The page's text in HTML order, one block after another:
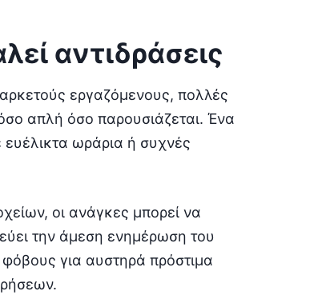
αντιδράσεις
εργαζόμενους, πολλές
απλή όσο παρουσιάζεται. Ένα
ευέλικτα ωράρια ή συχνές
οι ανάγκες μπορεί να
την άμεση ενημέρωση του
για αυστηρά πρόστιμα